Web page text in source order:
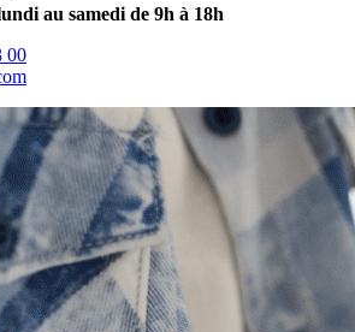
au samedi de 9h à 18h
00